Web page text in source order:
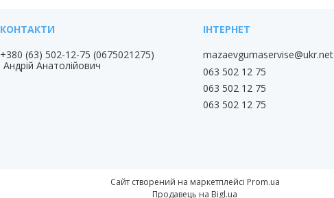
+380 (63) 502-12-75 0675021275
Андрій Анатолійович
mazaevgumaservise@ukr.net
063 502 12 75
063 502 12 75
063 502 12 75
Сайт створений на маркетплейсі Prom.ua
Продавець на Bigl.ua